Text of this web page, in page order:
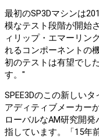
最初のSP3Dマシンは
模なテスト段階が開始
ィリップ・エマーリン
れるコンポーネントの
初のテストは有望でし
す。"
SPEE3Dのこの新しい
アディティブメーカー
ローバルなAM研究開
指しています。「15年